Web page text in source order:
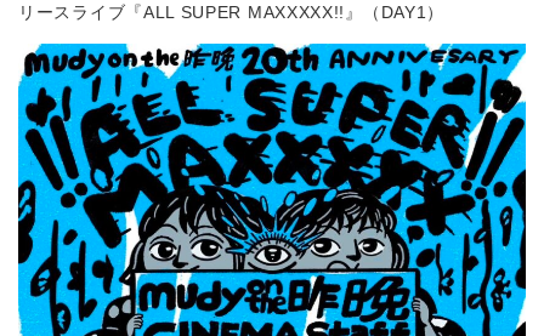
リースライブ『ALL SUPER MAXXXXX!!』（DAY1）